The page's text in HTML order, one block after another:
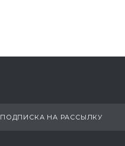
ПОДПИСКА НА РАССЫЛКУ